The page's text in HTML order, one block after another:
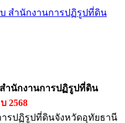
สำนักงานการปฏิรูปที่ดิน
ำนักงานการปฏิรูปที่ดิน
2568
ารปฏิรูปที่ดินจังหวัดอุทัยธานี